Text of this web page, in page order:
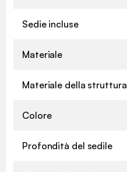
Sedie incluse
Materiale
Materiale della struttura
Colore
Profondità del sedile